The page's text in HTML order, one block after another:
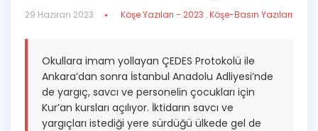
29 Haziran 2023 Köşe Yazıları - 2023 ,Köşe-Basın Yazıları
Okullara imam yollayan ÇEDES Protokolü ile
Ankara’dan sonra İstanbul Anadolu Adliyesi’nde
de yargıç, savcı ve personelin çocukları için
Kur’an kursları açılıyor. İktidarın savcı ve
yargıçları istediği yere sürdüğü ülkede gel de